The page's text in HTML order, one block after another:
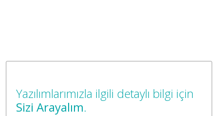
Yazılımlarımızla ilgili detaylı bilgi için
Sizi Arayalım.